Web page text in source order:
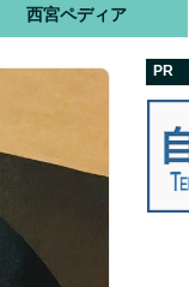
西宮ペディア
PR